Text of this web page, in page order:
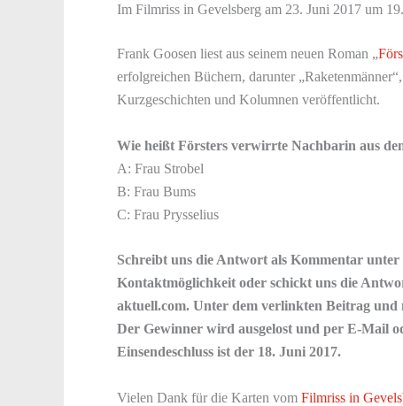
Im Filmriss in Gevelsberg am 23. Juni 2017 um
Frank Goosen liest aus seinem neuen Roman „
erfolgreichen Büchern, darunter
Kurzgeschichten und Kolumnen veröffentlicht.
Wie heißt Försters verwirrte Nachbarin aus
A: Frau Strobel
B: Frau Bums
C: Frau Prysselius
Schreibt uns die Antwort als Kommentar
Kontaktmöglichkeit oder schickt uns die
aktuell.com. Unter dem verlinkten Beitrag
Der Gewinner wird ausgelost und per E-Mail
Einsendeschluss ist der 18. Juni 2017.
Vielen Dank für die Karten vom Filmriss in